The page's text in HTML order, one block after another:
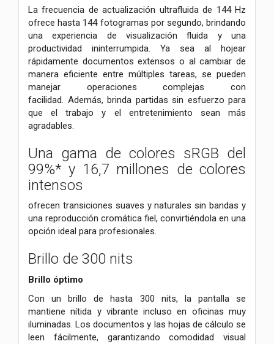
La frecuencia de actualización ultrafluida de 144 Hz
ofrece hasta 144 fotogramas por segundo, brindando
una experiencia de visualización fluida y una
productividad ininterrumpida. Ya sea al hojear
rápidamente documentos extensos o al cambiar de
manera eficiente entre múltiples tareas, se pueden
manejar operaciones complejas con
facilidad. Además, brinda partidas sin esfuerzo para
que el trabajo y el entretenimiento sean más
agradables.
Una gama de colores sRGB del
99%* y 16,7 millones de colores
intensos
ofrecen transiciones suaves y naturales sin bandas y
una reproducción cromática fiel, convirtiéndola en una
opción ideal para profesionales.
Brillo de 300 nits
Brillo óptimo
Con un brillo de hasta 300 nits, la pantalla se
mantiene nítida y vibrante incluso en oficinas muy
iluminadas.Los documentos y las hojas de cálculo se
leen fácilmente, garantizando comodidad visual